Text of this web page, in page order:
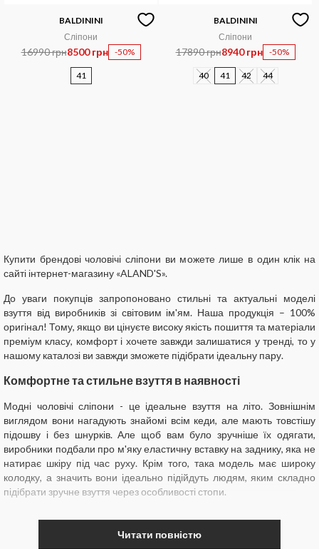
BALDININI
Сліпони
16990 грн8500 грн -50%
41
BALDININI
Сліпони
17890 грн8940 грн -50%
40 41 42 44
Купити брендові чоловічі сліпони ви можете лише в один клік на
сайті інтернет-магазину «ALAND'S».
До уваги покупців запропоновано стильні та актуальні моделі
взуття від виробників зі світовим ім'ям. Наша продукція – 100%
оригінал! Тому, якщо ви цінуєте високу якість пошиття та матеріали
преміум класу, комфорт і хочете завжди залишатися у тренді, то у
нашому каталозі ви завжди зможете підібрати ідеальну пару.
Комфортне та стильне взуття в наявності
Модні чоловічі сліпони - це ідеальне взуття на літо. Зовнішнім
виглядом вони нагадують знайомі всім кеди, але мають товстішу
підошву і без шнурків. Але щоб вам було зручніше їх одягати,
виробники подбали про м'яку еластичну вставку на заднику, яка не
натирає шкіру під час руху. Крім того, така модель має широку
колодку, а значить вони ідеально підійдуть людям, яким складно
підібрати зручне взуття через особливості стопи.
Читати повністю